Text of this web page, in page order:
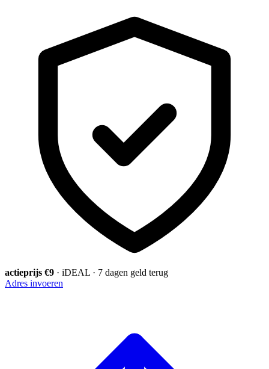
actieprijs €9 · iDEAL · 7 dagen geld terug
Adres invoeren